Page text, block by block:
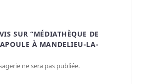
SUR “MÉDIATHÈQUE DE
À MANDELIEU-LA-
ne sera pas publiée.